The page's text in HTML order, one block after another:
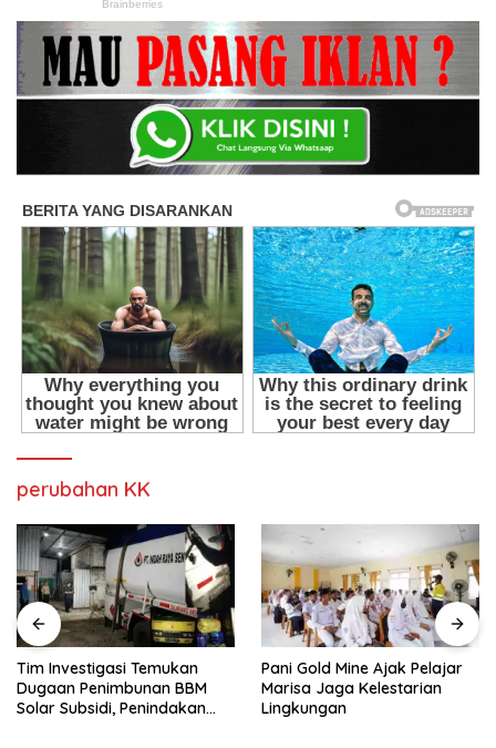
perubahan KK
Tim Investigasi Temukan
Dugaan Penimbunan BBM
Solar Subsidi, Penindakan
Pani Gold Mine Ajak Pelajar
Marisa Jaga Kelestarian
Lingkungan